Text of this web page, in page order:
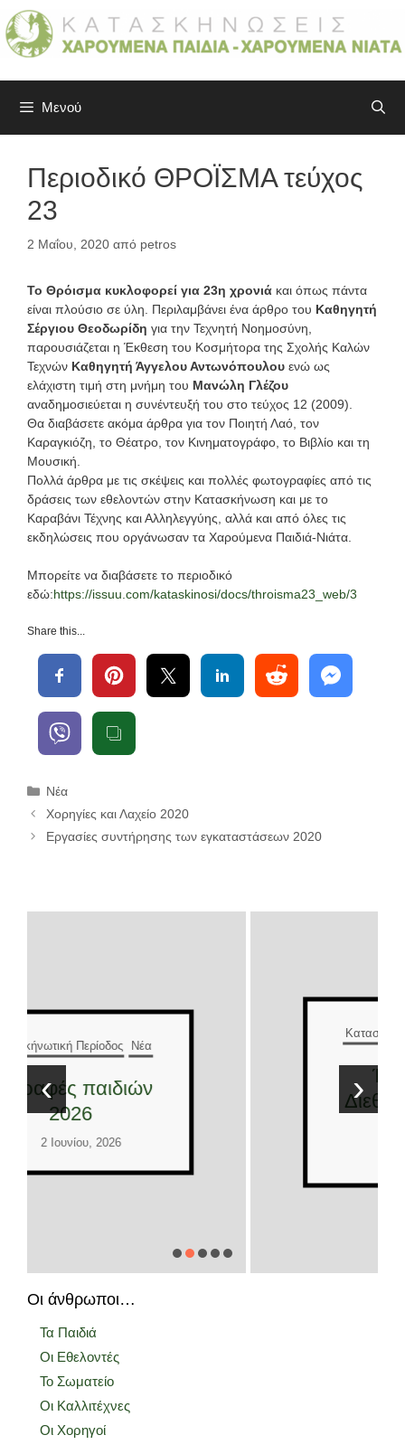
Μετάβαση
σε
περιεχόμενο
Μενού
Περιοδικό ΘΡΟΪΣΜΑ τεύχος
23
2 Μαΐου, 2020 από petros
Το Θρόισμα κυκλοφορεί για 23η χρονιά και όπως πάντα
είναι πλούσιο σε ύλη. Περιλαμβάνει ένα άρθρο του Καθηγητή
Σέργιου Θεοδωρίδη για την Τεχνητή Νοημοσύνη,
παρουσιάζεται η Έκθεση του Κοσμήτορα της Σχολής Καλών
Τεχνών Καθηγητή Άγγελου Αντωνόπουλου ενώ ως
ελάχιστη τιμή στη μνήμη του Μανώλη Γλέζου
αναδημοσιεύεται η συνέντευξή του στο τεύχος 12 (2009).
Θα διαβάσετε ακόμα άρθρα για τον Ποιητή Λαό, τον
Καραγκιόζη, το Θέατρο, τον Κινηματογράφο, το Βιβλίο και τη
Μουσική.
Πολλά άρθρα με τις σκέψεις και πολλές φωτογραφίες από τις
δράσεις των εθελοντών στην Κατασκήνωση και με το
Καραβάνι Τέχνης και Αλληλεγγύης, αλλά και από όλες τις
εκδηλώσεις που οργάνωσαν τα Χαρούμενα Παιδιά-Νιάτα.
Μπορείτε να διαβάσετε το περιοδικό
εδώ:https://issuu.com/kataskinosi/docs/throisma23_web/3
Share this...
Κατηγορίες
Νέα
Χορηγίες και Λαχείο 2020
Εργασίες συντήρησης των εγκαταστάσεων 2020
Διεθνείς εθελοντές
‹ ›
Οι άνθρωποι…
Τα Παιδιά
Οι Εθελοντές
Το Σωματείο
Οι Καλλιτέχνες
Οι Χορηγοί